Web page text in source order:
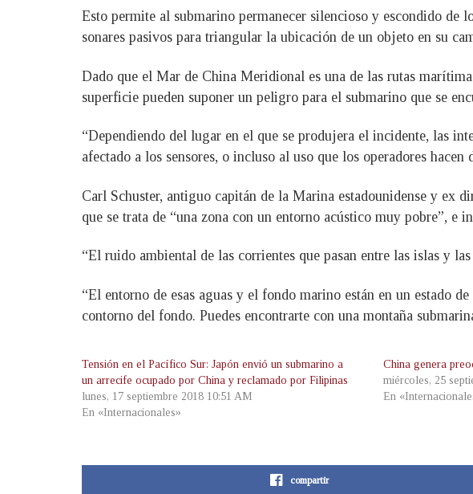
Esto permite al submarino permanecer silencioso y escondido de
sonares pasivos para triangular la ubicación de un objeto en su
Dado que el Mar de China Meridional es una de las rutas
superficie pueden suponer un peligro para el submarino que se
“Dependiendo del lugar en el que se produjera el incidente, las
afectado a los sensores, o incluso al uso que los operadores hacen
Carl Schuster, antiguo capitán de la Marina estadounidense y
que se trata de “una zona con un entorno acústico muy pobre”, e
“El ruido ambiental de las corrientes que pasan entre las islas y
“El entorno de esas aguas y el fondo marino están en un estado
contorno del fondo. Puedes encontrarte con una montaña
Tensión en el Pacífico Sur: Japón envió un submarino a
un arrecife ocupado por China y reclamado por Filipinas
lunes, 17 septiembre 2018 10:51 AM
En «Internacionales»
China genera
miércoles, 25
En
compartir